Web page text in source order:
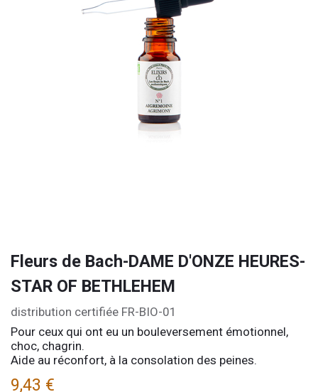
Fleurs de Bach-DAME D'ONZE HEURES-
STAR OF BETHLEHEM
distribution certifiée FR-BIO-01
Pour ceux qui ont eu un bouleversement émotionnel,
choc, chagrin.
Aide au réconfort, à la consolation des peines.
9,43 €